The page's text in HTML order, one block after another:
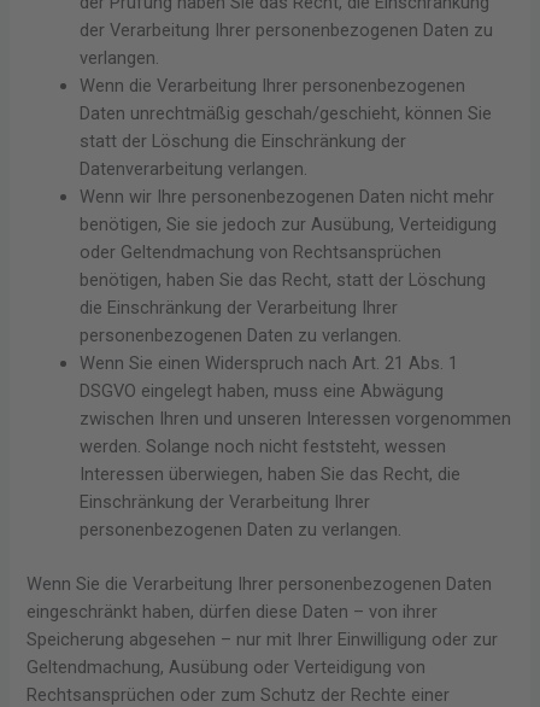
der Verarbeitung Ihrer personenbezogenen Daten zu
verlangen.
Wenn die Verarbeitung Ihrer personenbezogenen
Daten unrechtmäßig geschah/geschieht, können Sie
statt der Löschung die Einschränkung der
Datenverarbeitung verlangen.
Wenn wir Ihre personenbezogenen Daten nicht mehr
benötigen, Sie sie jedoch zur Ausübung, Verteidigung
oder Geltendmachung von Rechtsansprüchen
benötigen, haben Sie das Recht, statt der Löschung
die Einschränkung der Verarbeitung Ihrer
personenbezogenen Daten zu verlangen.
Wenn Sie einen Widerspruch nach Art. 21 Abs. 1
DSGVO eingelegt haben, muss eine Abwägung
zwischen Ihren und unseren Interessen vorgenommen
werden. Solange noch nicht feststeht, wessen
Interessen überwiegen, haben Sie das Recht, die
Einschränkung der Verarbeitung Ihrer
personenbezogenen Daten zu verlangen.
Wenn Sie die Verarbeitung Ihrer personenbezogenen Daten
eingeschränkt haben, dürfen diese Daten – von ihrer
Speicherung abgesehen – nur mit Ihrer Einwilligung oder zur
Geltendmachung, Ausübung oder Verteidigung von
Rechtsansprüchen oder zum Schutz der Rechte einer